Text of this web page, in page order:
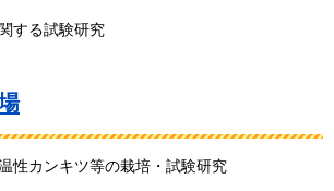
する試験研究
性カンキツ等の栽培・試験研究